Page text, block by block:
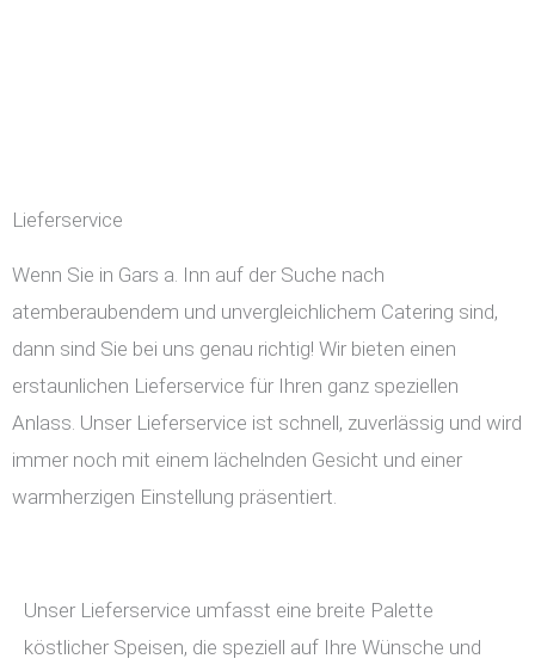
Lieferservice
Wenn Sie in Gars a. Inn auf der Suche nach
atemberaubendem und unvergleichlichem Catering sind,
dann sind Sie bei uns genau richtig! Wir bieten einen
erstaunlichen Lieferservice für Ihren ganz speziellen
Anlass. Unser Lieferservice ist schnell, zuverlässig und wird
immer noch mit einem lächelnden Gesicht und einer
warmherzigen Einstellung präsentiert.
Unser Lieferservice umfasst eine breite Palette
köstlicher Speisen, die speziell auf Ihre Wünsche und